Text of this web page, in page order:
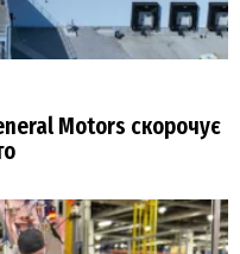
Motors скорочує